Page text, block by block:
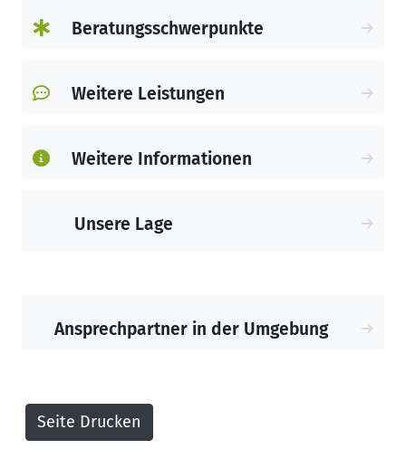
Sie auch außerhalb unserer regulären
Beratungsschwerpunkte
Weitere Leistungen
Weitere Informationen
Unsere Lage
Ansprechpartner in der Umgebung